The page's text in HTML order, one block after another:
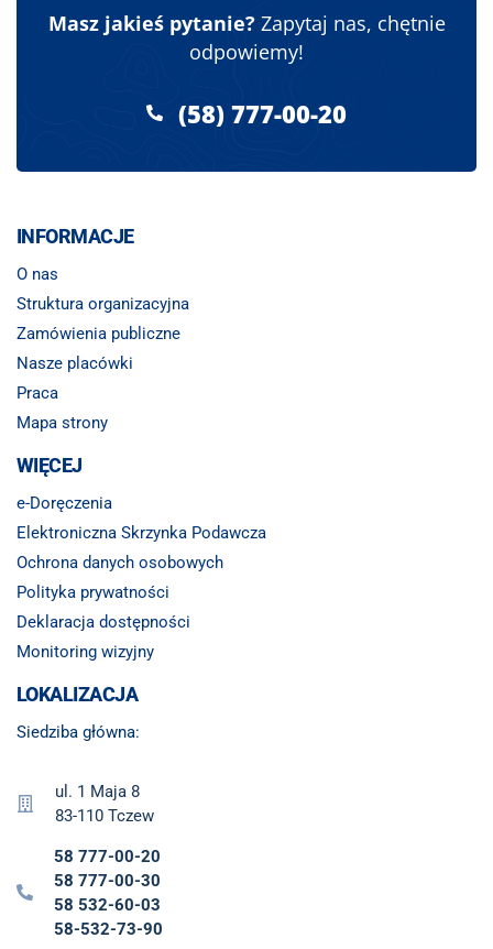
Masz jakieś pytanie?Zapytaj nas, chętnie
odpowiemy!
(58) 777-00-20
INFORMACJE
O nas
Struktura organizacyjna
Zamówienia publiczne
Nasze placówki
Praca
Mapa strony
WIĘCEJ
e-Doręczenia
Elektroniczna Skrzynka Podawcza
Ochrona danych osobowych
Polityka prywatności
Deklaracja dostępności
Monitoring wizyjny
LOKALIZACJA
Siedziba główna:
ul. 1 Maja 8
83-110 Tczew
58 777-00-20
58 777-00-30
58 532-60-03
58-532-73-90